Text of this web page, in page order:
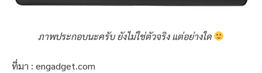
ภาพประกอบนะครับ ยังไม่ใช่ตัวจริง แต่อย่างใด
ที่มา : engadget.com